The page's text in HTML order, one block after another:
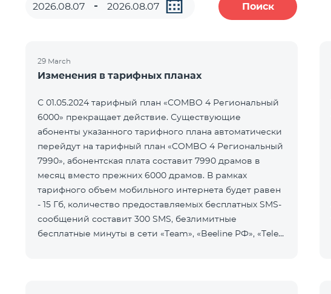
Поиск
29 March
Изменения в тарифных планах
С 01.05.2024 тарифный план «COMBO 4 Региональный
6000» прекращает действие. Существующие
абоненты указанного тарифного плана автоматически
перейдут на тарифный план «COMBO 4 Региональный
7990», абонентская плата составит 7990 драмов в
месяц вместо прежних 6000 драмов. В рамках
тарифного объем мобильного интернета будет равен
- 15 Гб, количество предоставляемых бесплатных SMS-
сообщений составит 300 SMS, безлимитные
бесплатные минуты в сети «Team», «Beeline РФ», «Tele